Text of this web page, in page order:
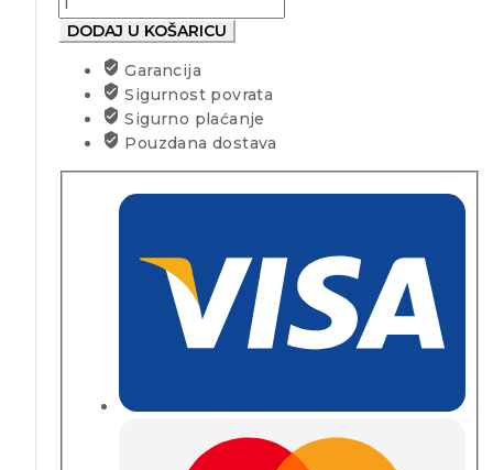
DODAJ U KOŠARICU
Garancija
Sigurnost povrata
Sigurno plaćanje
Pouzdana dostava